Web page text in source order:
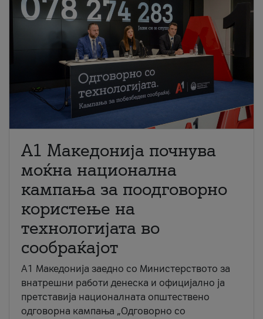
A1 Македонија почнува
моќна национална
кампања за поодговорно
користење на
технологијата во
сообраќајот
A1 Македонија заедно со Министерството за
внатрешни работи денеска и официјално ја
претставија националната општествено
одговорна кампања „Одговорно со